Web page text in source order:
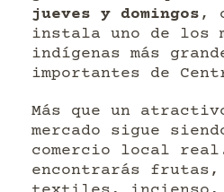
jueves y domingos ,
instala uno de los
indígenas más
importantes de
Más que un
mercado sigue
comercio local
encontrarás